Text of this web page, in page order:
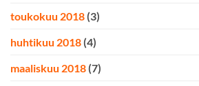
toukokuu 2018 (3)
huhtikuu 2018 (4)
maaliskuu 2018 (7)